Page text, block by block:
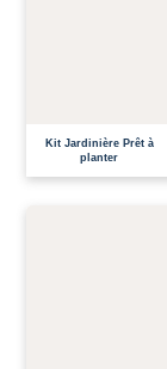
Kit Jardinière Prêt à
planter